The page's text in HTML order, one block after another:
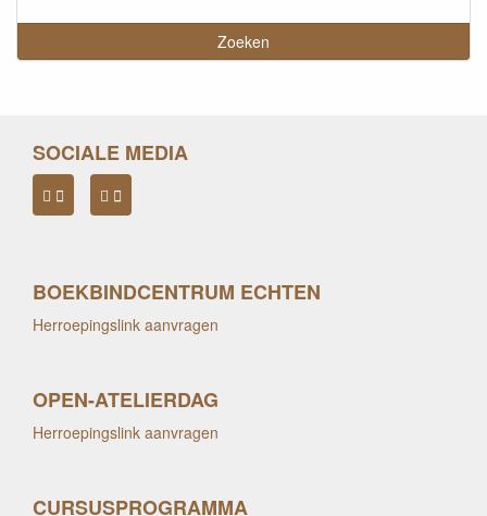
SOCIALE MEDIA
BOEKBINDCENTRUM ECHTEN
Herroepingslink aanvragen
OPEN-ATELIERDAG
Herroepingslink aanvragen
CURSUSPROGRAMMA